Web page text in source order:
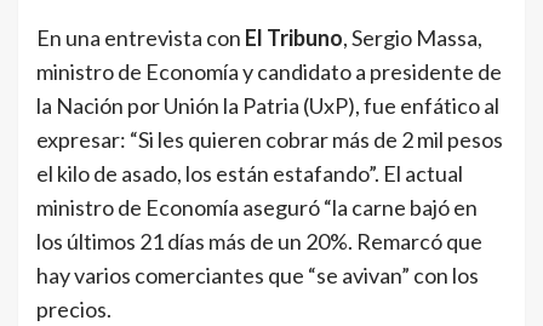
En una entrevista con El Tribuno, Sergio Massa,
ministro de Economía y candidato a presidente de
la Nación por Unión la Patria (UxP), fue enfático al
expresar: “Si les quieren cobrar más de 2 mil pesos
el kilo de asado, los están estafando”. El actual
ministro de Economía aseguró “la carne bajó en
los últimos 21 días más de un 20%. Remarcó que
hay varios comerciantes que “se avivan” con los
precios.